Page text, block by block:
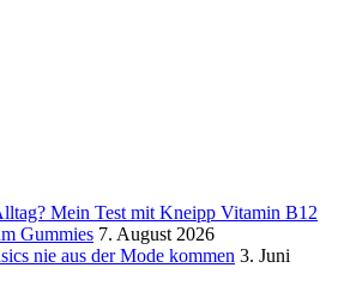
Mein Test mit Kneipp Vitamin B12
Gummies 7. August 2026
nie aus der Mode kommen 3. Juni